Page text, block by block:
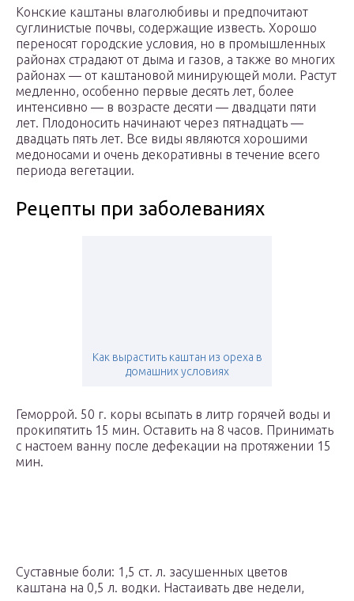
Конские каштаны влаголюбивы и предпочитают
суглинистые почвы, содержащие известь. Хорошо
переносят городские условия, но в промышленных
районах страдают от дыма и газов, а также во многих
районах — от каштановой минирующей моли. Растут
медленно, особенно первые десять лет, более
интенсивно — в возрасте десяти — двадцати пяти
лет. Плодоносить начинают через пятнадцать —
двадцать пять лет. Все виды являются хорошими
медоносами и очень декоративны в течение всего
периода вегетации.
Рецепты при заболеваниях
Как вырастить каштан из ореха в
домашних условиях
Геморрой. 50 г. коры всыпать в литр горячей воды и
прокипятить 15 мин. Оставить на 8 часов. Принимать
с настоем ванну после дефекации на протяжении 15
мин.
Суставные боли: 1,5 ст. л. засушенных цветов
каштана на 0,5 л. водки. Настаивать две недели,